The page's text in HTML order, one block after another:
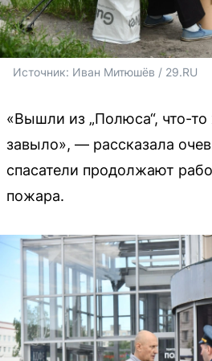
Источник: Иван Митюшёв / 29.RU
«Вышли из „Полюса“, что-то
завыло», — рассказала
спасатели продолжают
пожара.